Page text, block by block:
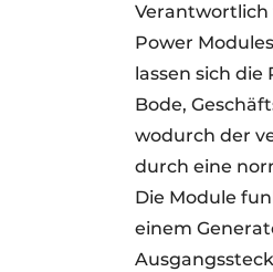
Verantwortlich
Power
lassen sich
Bode,
wodurch der
durch eine
Die Module
einem